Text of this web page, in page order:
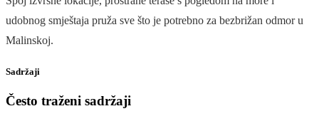
udobnog smještaja pruža sve što je potrebno za bezbrižan odmor u
Malinskoj.
Sadržaji
Često traženi sadržaji